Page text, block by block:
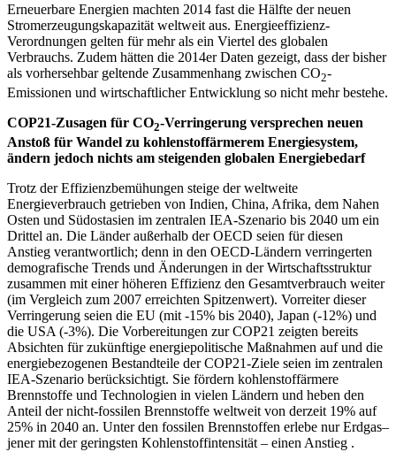
Erneuerbare Energien machten 2014 fast die Hälfte der neuen
Stromerzeugungskapazität weltweit aus. Energieeffizienz-
Verordnungen gelten für mehr als ein Viertel des globalen
Verbrauchs. Zudem hätten die 2014er Daten gezeigt, dass der bisher
als vorhersehbar geltende Zusammenhang zwischen CO2-
Emissionen und wirtschaftlicher Entwicklung so nicht mehr bestehe.
COP21-Zusagen für CO2-Verringerung versprechen neuen
Anstoß für Wandel zu kohlenstoffärmerem Energiesystem,
ändern jedoch nichts am steigenden globalen Energiebedarf
Trotz der Effizienzbemühungen steige der weltweite
Energieverbrauch getrieben von Indien, China, Afrika, dem Nahen
Osten und Südostasien im zentralen IEA-Szenario bis 2040 um ein
Drittel an. Die Länder außerhalb der OECD seien für diesen
Anstieg verantwortlich; denn in den OECD-Ländern verringerten
demografische Trends und Änderungen in der Wirtschaftsstruktur
zusammen mit einer höheren Effizienz den Gesamtverbrauch weiter
(im Vergleich zum 2007 erreichten Spitzenwert). Vorreiter dieser
Verringerung seien die EU (mit -15% bis 2040), Japan (-12%) und
die USA (-3%). Die Vorbereitungen zur COP21 zeigten bereits
Absichten für zukünftige energiepolitische Maßnahmen auf und die
energiebezogenen Bestandteile der COP21-Ziele seien im zentralen
IEA-Szenario berücksichtigt. Sie fördern kohlenstoffärmere
Brennstoffe und Technologien in vielen Ländern und heben den
Anteil der nicht-fossilen Brennstoffe weltweit von derzeit 19% auf
25% in 2040 an. Unter den fossilen Brennstoffen erlebe nur Erdgas–
jener mit der geringsten Kohlenstoffintensität – einen Anstieg .